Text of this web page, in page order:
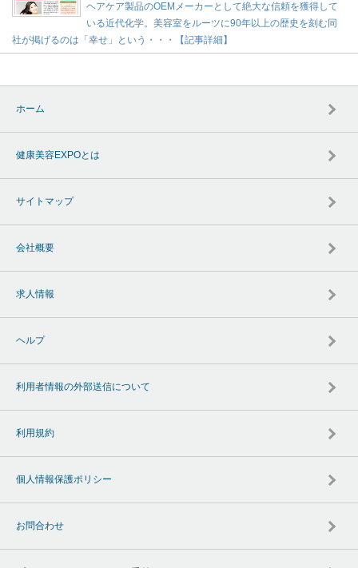
ヘアケア製品のOEMメーカーとして絶大な信頼を獲得して
いる近代化学。美容室をルーツに90年以上の歴史を刻む同
社が掲げるのは「幸せ」という・・・【記事詳細】
ホーム
健康美容EXPOとは
サイトマップ
会社概要
求人情報
ヘルプ
利用者情報の外部送信について
利用規約
個人情報保護ポリシー
お問合わせ